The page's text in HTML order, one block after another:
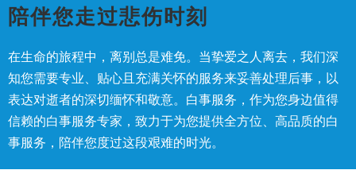
陪伴您走过悲伤时刻
在生命的旅程中，离别总是难免。当挚爱之人离去，我们深
知您需要专业、贴心且充满关怀的服务来妥善处理后事，以
表达对逝者的深切缅怀和敬意。白事服务，作为您身边值得
信赖的白事服务专家，致力于为您提供全方位、高品质的白
事服务，陪伴您度过这段艰难的时光。